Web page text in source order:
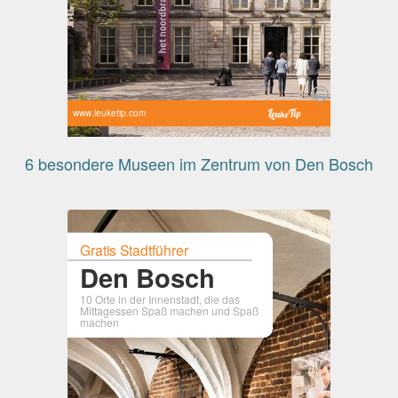
www.leuketip.com
6 besondere Museen im Zentrum von Den Bosch
Gratis Stadtführer
Den Bosch
10 Orte in der Innenstadt, die das
Mittagessen Spaß machen und Spaß
machen